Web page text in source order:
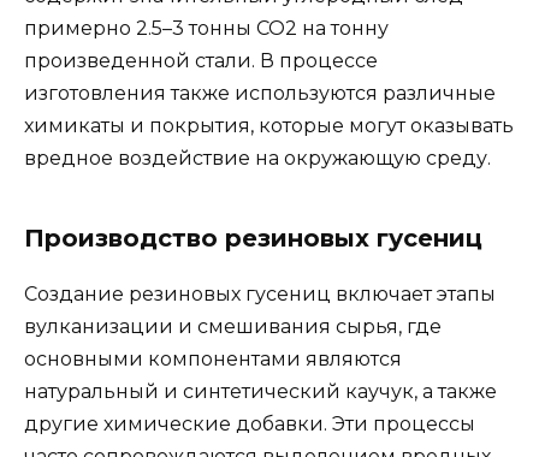
примерно 2.5–3 тонны CO2 на тонну
произведенной стали. В процессе
изготовления также используются различные
химикаты и покрытия, которые могут оказывать
вредное воздействие на окружающую среду.
Производство резиновых гусениц
Создание резиновых гусениц включает этапы
вулканизации и смешивания сырья, где
основными компонентами являются
натуральный и синтетический каучук, а также
другие химические добавки. Эти процессы